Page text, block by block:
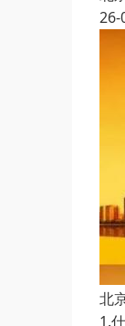
26-
北
1.